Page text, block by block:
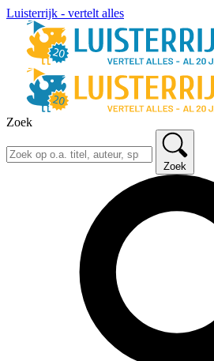
Luisterrijk - vertelt alles
Zoek
Zoek